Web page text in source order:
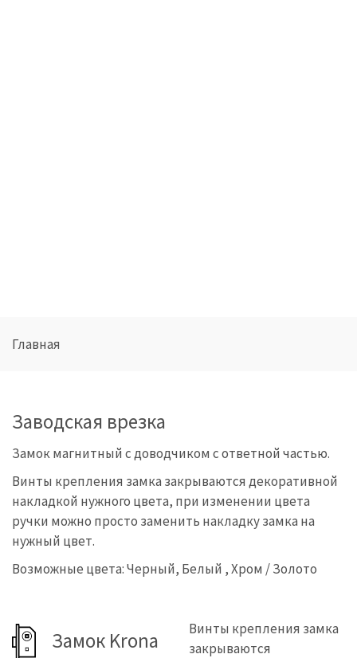
Главная
Заводская врезка
Замок магнитный с доводчиком с ответной частью.
Винты крепления замка закрываются декоративной
накладкой нужного цвета, при изменении цвета
ручки можно просто заменить накладку замка на
нужный цвет.
Возможные цвета: Черный, Белый , Хром / Золото
Замок Krona
Винты крепления замка
закрываются